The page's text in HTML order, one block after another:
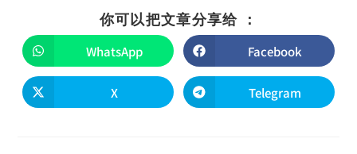
你可以把文章分享给 ：
WhatsApp Facebook
X Telegram